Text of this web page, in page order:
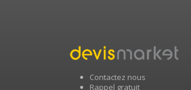
Contactez nous
Rappel gratuit